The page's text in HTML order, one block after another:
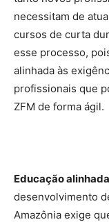
necessitam de
cursos de curta
esse processo,
alinhada às
profissionais que
ZFM de forma ágil.
Educação
desenvolvimento
Amazônia exige